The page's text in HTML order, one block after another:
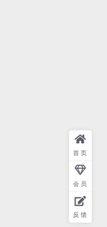
首页
会员
反馈